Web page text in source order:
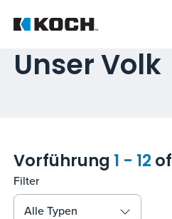
Unser Volk
Vorführung 1 - 12of
Filter
Alle Typen